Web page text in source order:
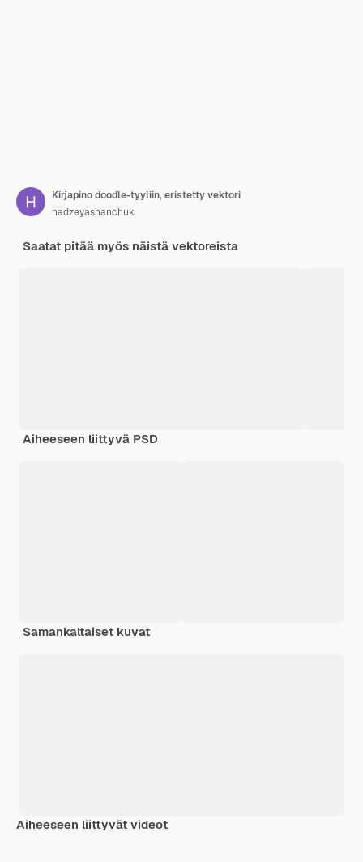
Kirjapino doodle-tyyliin, eristetty vektori
nadzeyashanchuk
Saatat pitää myös näistä vektoreista
Aiheeseen liittyvä PSD
Samankaltaiset kuvat
Aiheeseen liittyvät videot